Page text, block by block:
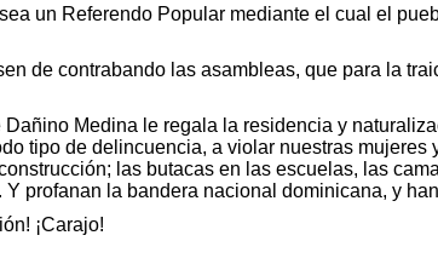
un Referendo Popular mediante el cual el
de contrabando las asambleas, que para la
Medina le regala la residencia y
tipo de delincuencia, a violar nuestras
las butacas en las escuelas, las
profanan la bandera nacional dominicana, y
¡Carajo!